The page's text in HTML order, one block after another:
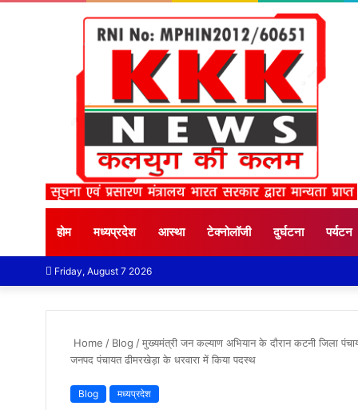
होम मध्यप्रदेश आस्था टेक्नोलॉजी दुर्घटना पर्यटन
Friday, August 7 2026
Home / Blog /मुख्यमंत्री जन कल्याण अभियान के दौरान कटनी जिला
जनपद पंचायत ढीमरखेड़ा के धरवारा में किया पदस्थ
Blog मध्यप्रदेश